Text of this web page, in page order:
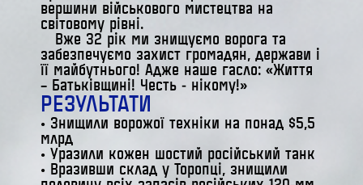
вершини військового мистецтва на
світовому рівні.
Вже 32 рік ми знищуємо ворога та
забезпечуємо захист громадян, держави і
її майбутнього! Адже наше гасло: «Життя
– Батьківщині! Честь ‒ нікому!»
РЕЗУЛЬТАТИ
• Знищили ворожої техніки на понад $5,5
млрд
• Уразили кожен шостий російський танк
• Вразивши склад у Торопці, знищили